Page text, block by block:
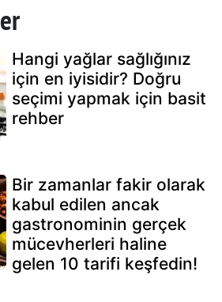
Hangi yağlar sağlığınız
için en iyisidir? Doğru
seçimi yapmak için basit
rehber
Bir zamanlar fakir olarak
kabul edilen ancak
gastronominin gerçek
mücevherleri haline
gelen 10 tarifi keşfedin!